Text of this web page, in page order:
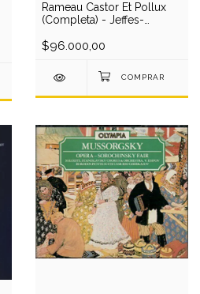
Rameau Castor Et Pollux
(Completa) - Jeffes-
Buchan/Farncombe (2 CD)
$96.000,00